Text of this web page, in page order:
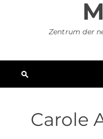
Zentrum der
Carole